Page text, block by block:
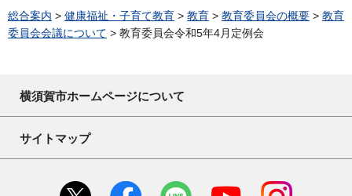
総合案内 > 健康福祉・子育て教育 > 教育 > 教育委員会の概要 > 教育
委員会会議について > 教育委員会令和5年4月定例会
横須賀市ホームページについて
サイトマップ